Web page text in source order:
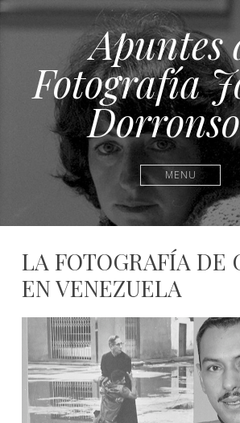
Apuntes
Fotografía
MENU
LA FOTOGRAFÍA DE
EN VENEZUELA